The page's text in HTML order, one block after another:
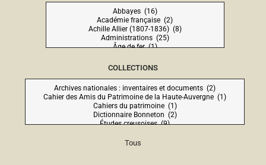
COLLECTIONS
Tous